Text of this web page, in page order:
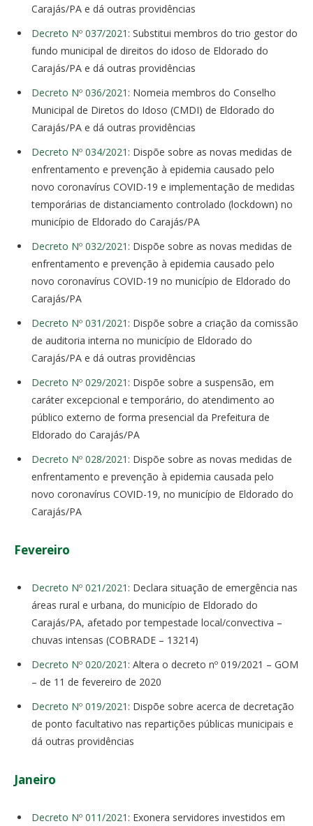
Carajás/PA e dá outras providências
Decreto Nº 037/2021 : Substitui membros do trio gestor do
fundo municipal de direitos do idoso de Eldorado do
Carajás/PA e dá outras providências
Decreto Nº 036/2021 : Nomeia membros do Conselho
Municipal de Diretos do Idoso (CMDI) de Eldorado do
Carajás/PA e dá outras providências
Decreto Nº 034/2021 : Dispõe sobre as novas medidas de
enfrentamento e prevenção à epidemia causado pelo
novo coronavírus COVID-19 e implementação de medidas
temporárias de distanciamento controlado (lockdown) no
município de Eldorado do Carajás/PA
Decreto Nº 032/2021 : Dispõe sobre as novas medidas de
enfrentamento e prevenção à epidemia causado pelo
novo coronavírus COVID-19 no município de Eldorado do
Carajás/PA
Decreto Nº 031/2021 : Dispõe sobre a criação da comissão
de auditoria interna no município de Eldorado do
Carajás/PA e dá outras providências
Decreto Nº 029/2021 : Dispõe sobre a suspensão, em
caráter excepcional e temporário, do atendimento ao
público externo de forma presencial da Prefeitura de
Eldorado do Carajás/PA
Decreto Nº 028/2021 : Dispõe sobre as novas medidas de
enfrentamento e prevenção à epidemia causada pelo
novo coronavírus COVID-19, no município de Eldorado do
Carajás/PA
Fevereiro
Decreto Nº 021/2021 : Declara situação de emergência nas
áreas rural e urbana, do município de Eldorado do
Carajás/PA, afetado por tempestade local/convectiva –
chuvas intensas (COBRADE – 13214)
Decreto Nº 020/2021 : Altera o decreto nº 019/2021 – GOM
– de 11 de fevereiro de 2020
Decreto Nº 019/2021 : Dispõe sobre acerca de decretação
de ponto facultativo nas repartições públicas municipais e
dá outras providências
Janeiro
Decreto Nº 011/2021 : Exonera servidores investidos em